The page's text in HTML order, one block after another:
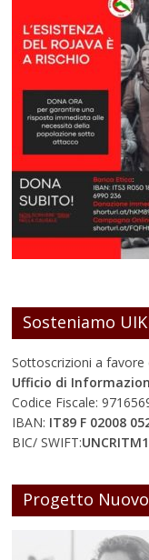
Sosteniamo
Sottoscrizioni a favore
Ufficio di
Codice Fiscale:
IBAN: IT89 F 02008
BIC/ SWIFT:
Progetto